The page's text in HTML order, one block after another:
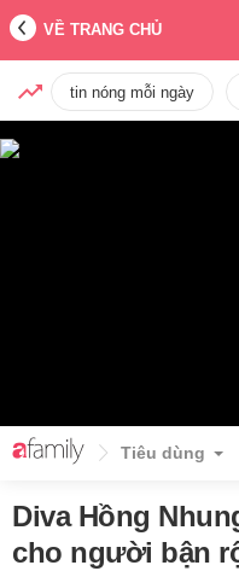
VỀ TRANG CHỦ
tin nóng mỗi ngày
Tiêu dùng
Diva Hồng
cho người bận